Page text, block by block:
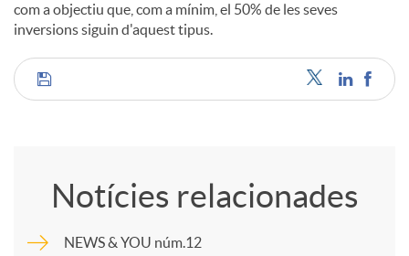
com a objectiu que, com a mínim, el 50% de les seves
inversions siguin d'aquest tipus.
C
m
Notícies relacionades
NEWS & YOU núm.12